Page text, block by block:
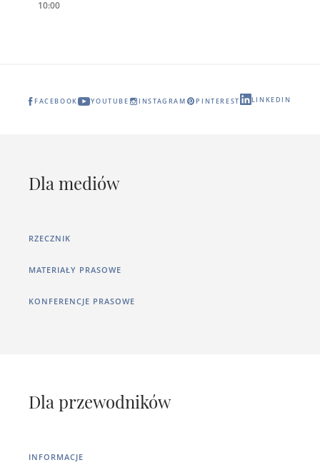
10:00
FACEBOOK YOUTUBE INSTAGRAM PINTEREST LINKEDIN
Dla mediów
RZECZNIK
MATERIAŁY PRASOWE
KONFERENCJE PRASOWE
Dla przewodników
INFORMACJE